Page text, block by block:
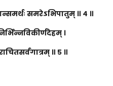
समरेऽभिपातुम् ॥ ४ ॥
।
॥ ५ ॥